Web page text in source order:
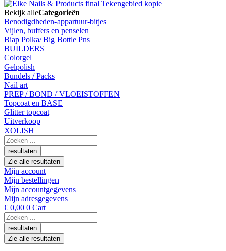
Bekijk alleCategorieën
Benodigdheden-appartuur-bitjes
Vijlen, buffers en penselen
Biap Polka/ Big Bottle Pns
BUILDERS
Colorgel
Gelpolish
Bundels / Packs
Nail art
PREP / BOND / VLOEISTOFFEN
Topcoat en BASE
Glitter topcoat
Uitverkoop
XOLISH
Search
...resultaten
Zie alle resultaten
Mijn account
Mijn bestellingen
Mijn accountgegevens
Mijn adresgegevens
€ 0,00 0 Cart
Search
...resultaten
Zie alle resultaten